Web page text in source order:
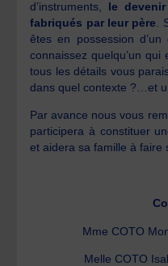
d’instruments, le
fabriqués par leur père .
êtes en possession
connaissez quelqu’un
tous les détails vous
dans quel contexte ?…et
Par avance nous vous
participera à constituer
et aidera sa famille à faire
Mme COTO
Melle COTO